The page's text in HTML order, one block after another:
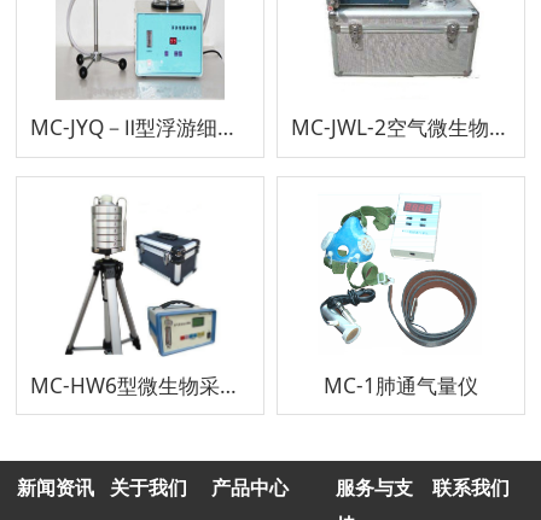
MC-JYQ－Ⅱ型浮游细菌采样器 MC-JWL-2空气微生物采样器
MC-HW6型微生物采样器 MC-1肺通气量仪
新闻资讯 关于我们 产品中心
服务与支
联系我们